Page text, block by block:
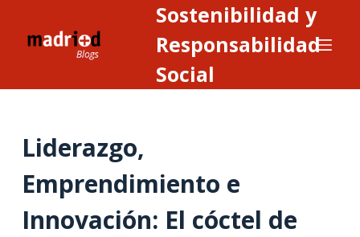
Sostenibilidad y
Responsabilidad
Social
Liderazgo,
Emprendimiento e
Innovación: El cóctel de